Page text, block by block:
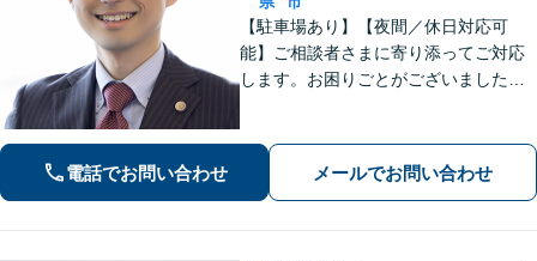
【駐車場あり】【夜間／休日対応可
能】ご相談者さまに寄り添ってご対応
します。お困りごとがございましたら
電話でお問い合わせ メールでお問い合わせ